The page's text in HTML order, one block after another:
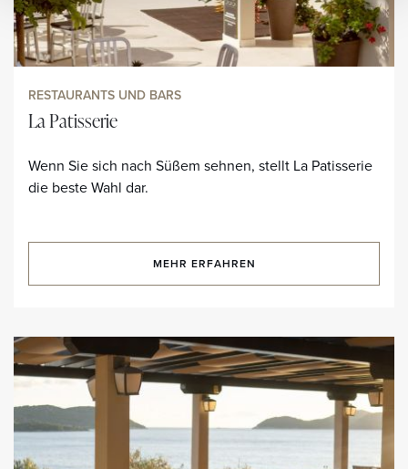
RESTAURANTS UND BARS
La Patisserie
Wenn Sie sich nach Süßem sehnen, stellt La Patisserie
die beste Wahl dar.
MEHR ERFAHREN